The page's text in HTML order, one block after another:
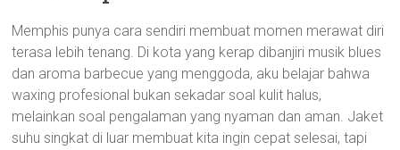
Memphis punya cara sendiri membuat momen merawat diri
terasa lebih tenang. Di kota yang kerap dibanjiri musik blues
dan aroma barbecue yang menggoda, aku belajar bahwa
waxing profesional bukan sekadar soal kulit halus,
melainkan soal pengalaman yang nyaman dan aman. Jaket
suhu singkat di luar membuat kita ingin cepat selesai, tapi